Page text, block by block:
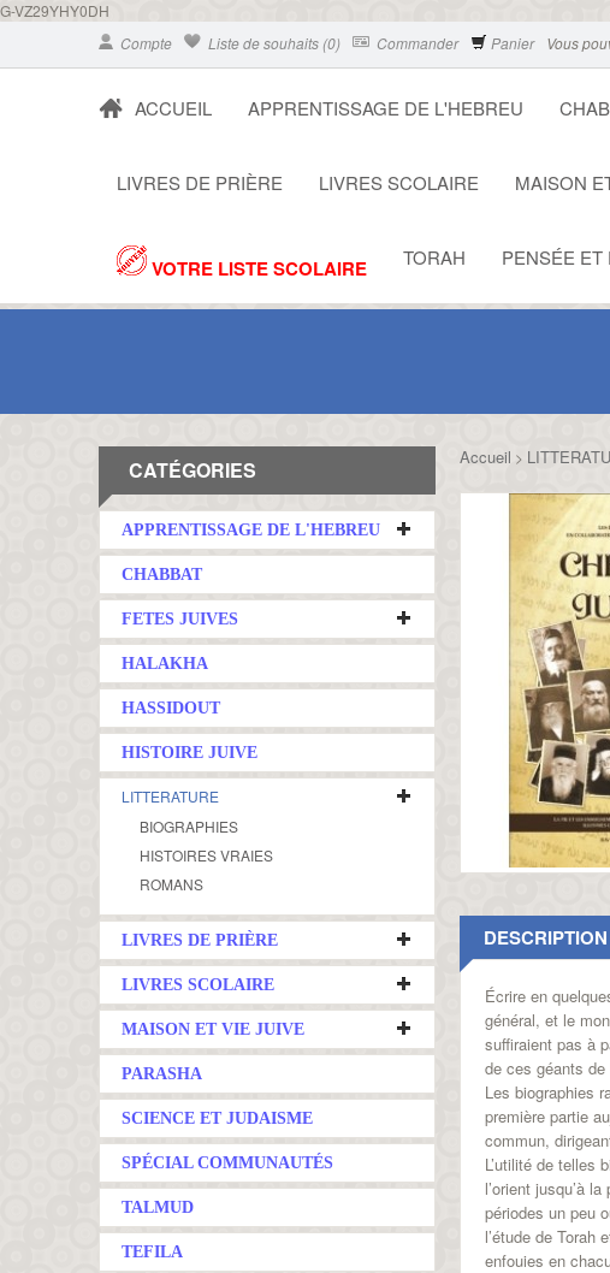
G-VZ29YHY0DH
Compte
Liste de souhaits (0) Commander Panier Vous
ACCUEIL APPRENTISSAGE DE L'HEBREU
LIVRES DE PRIÈRE LIVRES SCOLAIRE MAISON
VOTRE LISTE SCOLAIRE TORAH PENSÉE ET
CATÉGORIES
APPRENTISSAGE DE L'HEBREU
CHABBAT
FETES JUIVES
HALAKHA
HASSIDOUT
HISTOIRE JUIVE
LITTERATURE
BIOGRAPHIES
HISTOIRES VRAIES
ROMANS
LIVRES DE PRIÈRE
LIVRES SCOLAIRE
MAISON ET VIE JUIVE
PARASHA
SCIENCE ET JUDAISME
SPÉCIAL COMMUNAUTÉS
TALMUD
TEFILA
Accueil >
DESCRIPTION
Écrire en
général, et le
suffiraient pas à
de ces géants de
Les biographies
première partie
commun,
L’utilité de telles
l’orient jusqu’à
périodes un peu
l’étude de Torah
enfouies en